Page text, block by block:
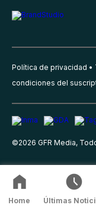
Política de privacidad
condiciones del
©2026 GFR Media,
Home Últimas